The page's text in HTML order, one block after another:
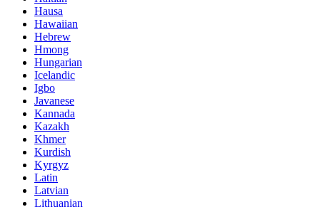
Hausa
Hawaiian
Hebrew
Hmong
Hungarian
Icelandic
Igbo
Javanese
Kannada
Kazakh
Khmer
Kurdish
Kyrgyz
Latin
Latvian
Lithuanian